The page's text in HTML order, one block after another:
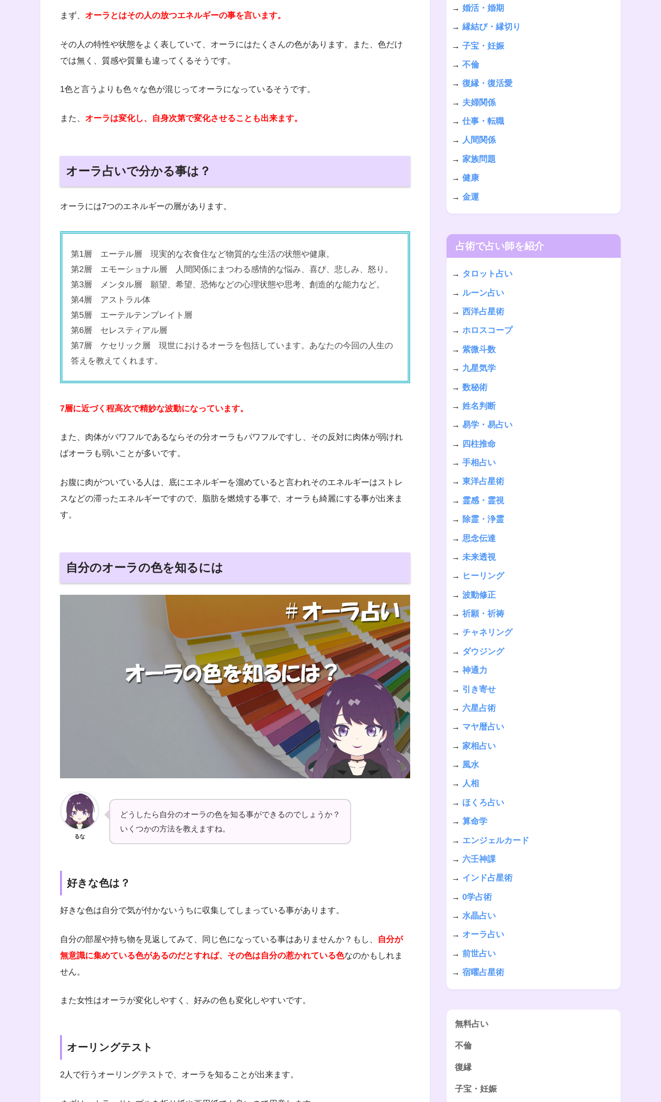
まず、 オーラとはその人の放つエネルギーの事を言います。
その人の特性や状態をよく表していて、オーラにはたくさんの色があります。また、色だけ
では無く、質感や質量も違ってくるそうです。
1色と言うよりも色々な色が混じってオーラになっているそうです。
また、 オーラは変化し、自身次第で変化させることも出来ます。
オーラ占いで分かる事は？
オーラには7つのエネルギーの層があります。
第1層 エーテル層 現実的な衣食住など物質的な生活の状態や健康。
第2層 エモーショナル層 人間関係にまつわる感情的な悩み、喜び、悲しみ、怒り。
第3層 メンタル層 願望、希望、恐怖などの心理状態や思考、創造的な能力など。
第4層 アストラル体
第5層 エーテルテンプレイト層
第6層 セレスティアル層
第7層 ケセリック層 現世におけるオーラを包括しています。あなたの今回の人生の
答えを教えてくれます。
7層に近づく程高次で精妙な波動になっています。
また、肉体がパワフルであるならその分オーラもパワフルですし、その反対に肉体が弱けれ
ばオーラも弱いことが多いです。
お腹に肉がついている人は、底にエネルギーを溜めていると言われそのエネルギーはストレ
スなどの滞ったエネルギーですので、脂肪を燃焼する事で、オーラも綺麗にする事が出来ま
す。
自分のオーラの色を知るには
るな
どうしたら自分のオーラの色を知る事ができるのでしょうか？
いくつかの方法を教えますね。
好きな色は？
好きな色は自分で気が付かないうちに収集してしまっている事があります。
自分の部屋や持ち物を見返してみて、同じ色になっている事はありませんか？もし、
自分が
無意識に集めている色があるのだとすれば、その色は自分の惹かれている色なのかもしれま
せん。
また女性はオーラが変化しやすく、好みの色も変化しやすいです。
オーリングテスト
2人で行うオーリングテストで、オーラを知ることが出来ます。
→ 婚活・婚期
→ 縁結び・縁切り
→ 子宝・妊娠
→ 不倫
→ 復縁・復活愛
→ 夫婦関係
→ 仕事・転職
→ 人間関係
→ 家族問題
→ 健康
→ 金運
占術で占い師を紹介
→ タロット占い
→ ルーン占い
→ 西洋占星術
→ ホロスコープ
→ 紫微斗数
→ 九星気学
→ 数秘術
→ 姓名判断
→ 易学・易占い
→ 四柱推命
→ 手相占い
→ 東洋占星術
→ 霊感・霊視
→ 除霊・浄霊
→ 思念伝達
→ 未来透視
→ ヒーリング
→ 波動修正
→ 祈願・祈祷
→ チャネリング
→ ダウジング
→ 神通力
→ 引き寄せ
→ 六星占術
→ マヤ暦占い
→ 家相占い
→ 風水
→ 人相
→ ほくろ占い
→ 算命学
→ エンジェルカード
→ 六壬神課
→ インド占星術
→ 0学占術
→ 水晶占い
→ オーラ占い
→ 前世占い
→ 宿曜占星術
無料占い
不倫
復縁
子宝・妊娠